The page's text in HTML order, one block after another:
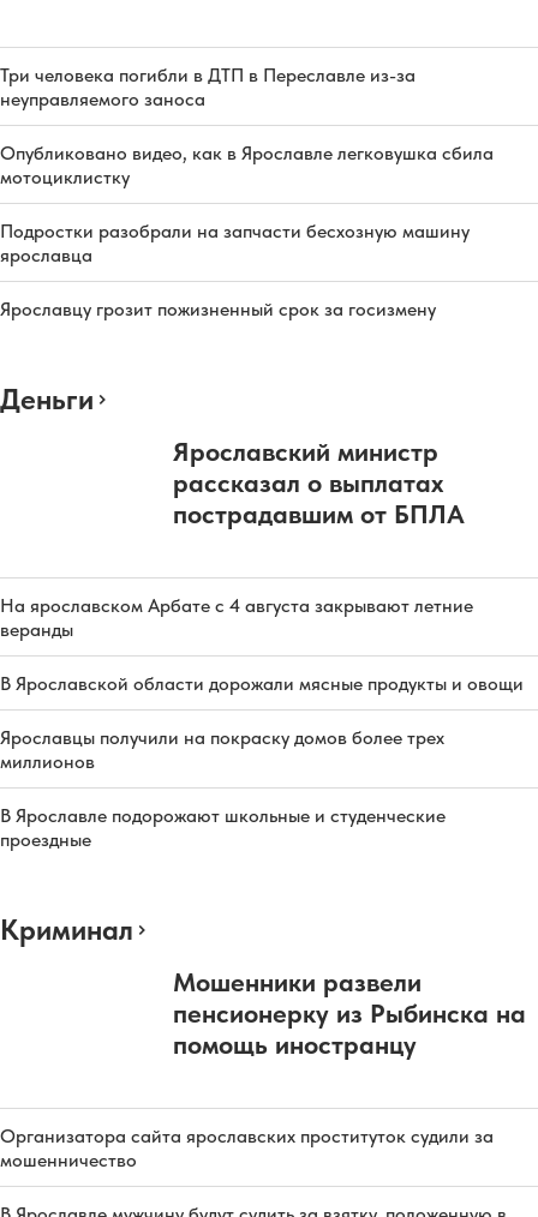
Три человека погибли в ДТП в Переславле из-за
неуправляемого заноса
Опубликовано видео, как в Ярославле легковушка сбила
мотоциклистку
Подростки разобрали на запчасти бесхозную машину
ярославца
Ярославцу грозит пожизненный срок за госизмену
Деньги
Ярославский министр
рассказал о выплатах
пострадавшим от БПЛА
На ярославском Арбате с 4 августа закрывают летние
веранды
В Ярославской области дорожали мясные продукты и овощи
Ярославцы получили на покраску домов более трех
миллионов
В Ярославле подорожают школьные и студенческие
проездные
Криминал
Мошенники развели
пенсионерку из Рыбинска на
помощь иностранцу
Организатора сайта ярославских проституток судили за
мошенничество